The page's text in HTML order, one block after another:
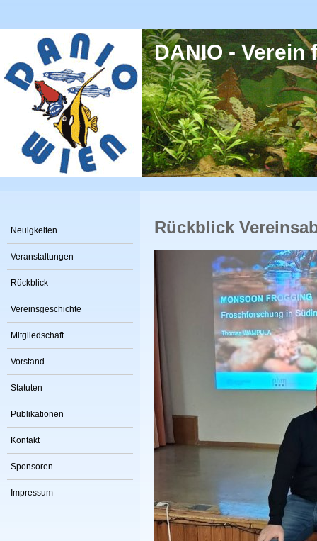
DANIO -
Neuigkeiten
Veranstaltungen
Rückblick
Vereinsgeschichte
Mitgliedschaft
Vorstand
Statuten
Publikationen
Kontakt
Sponsoren
Impressum
Rückblick